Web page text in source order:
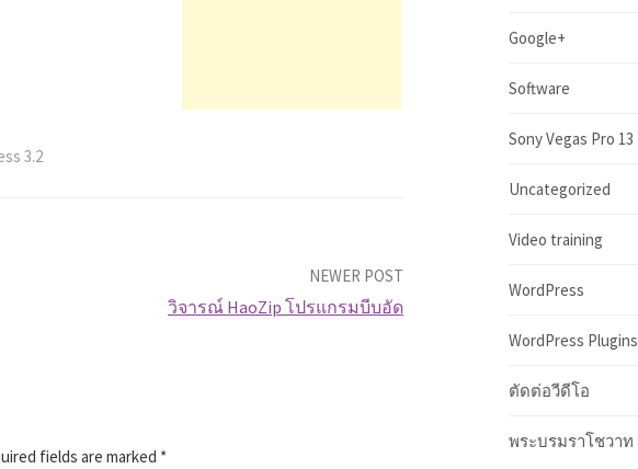
3.2
NEWER POST
วิจารณ์ HaoZip โปรแกรมบีบอัด
fields are marked *
Google+
Software
Sony Vegas Pro 13
Uncategorized
Video training
WordPress
WordPress Plugins
ตัดต่อวีดีโอ
พระบรมราโชวาท